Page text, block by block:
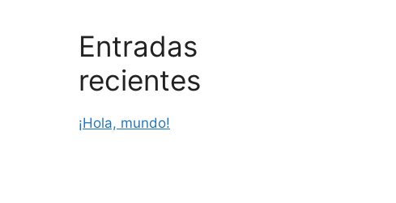
Entradas
recientes
¡Hola, mundo!